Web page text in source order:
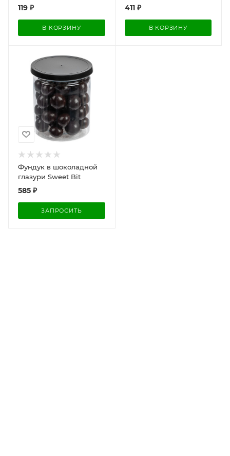
119 ₽
В КОРЗИНУ
411₽
В КОРЗИНУ
Фундук в шоколадной
глазури Sweet Bit
585 ₽
ЗАПРОСИТЬ